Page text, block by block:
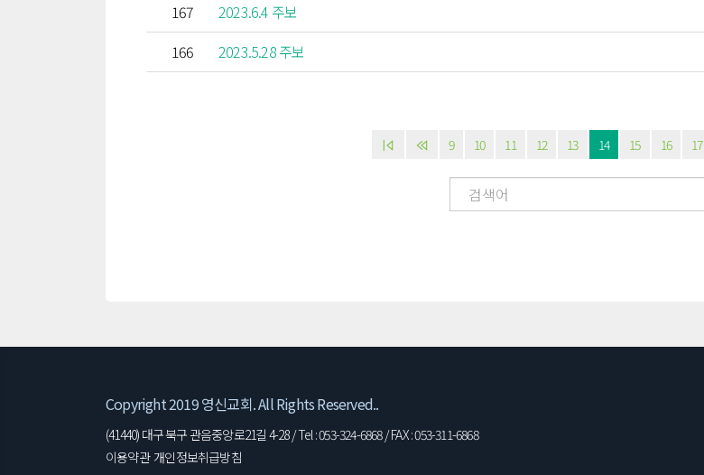
167
2023.6.4 주보
166
2023.5.28 주보
9 10 11 12 13 14 15 16 17
Copyright 2019 영신교회. All Rights Reserved..
(41440) 대구 북구 관음중앙로21길 4-28 / Tel : 053-324-6868 / FAX : 053-311-6868
이용약관 개인정보취급방침